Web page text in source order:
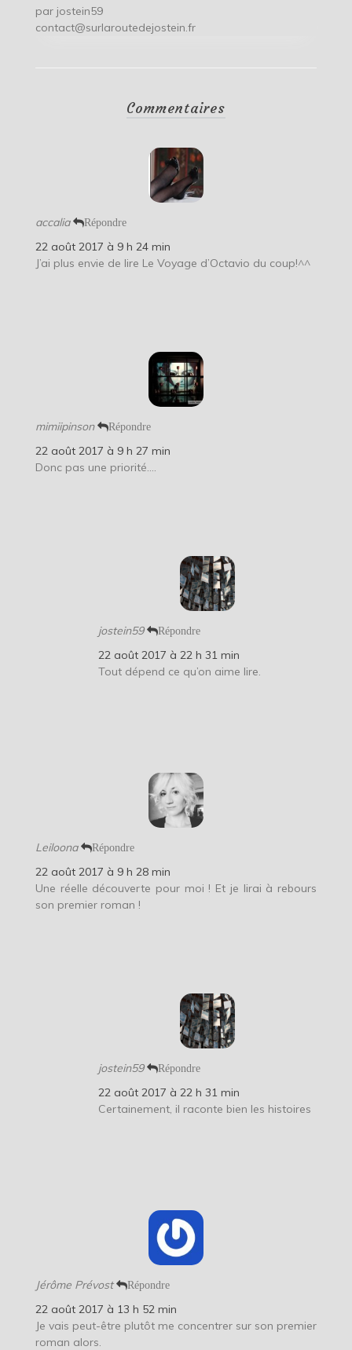
par jostein59
contact@surlaroutedejostein.fr
Commentaires
accalia Répondre
22 août 2017 à 9 h 24 min
J’ai plus envie de lire Le Voyage d’Octavio du coup!^^
mimiipinson Répondre
22 août 2017 à 9 h 27 min
Donc pas une priorité….
jostein59 Répondre
22 août 2017 à 22 h 31 min
Tout dépend ce qu’on aime lire.
Leiloona Répondre
22 août 2017 à 9 h 28 min
Une réelle découverte pour moi ! Et je lirai à rebours
son premier roman !
jostein59 Répondre
22 août 2017 à 22 h 31 min
Certainement, il raconte bien les histoires
Jérôme Prévost Répondre
22 août 2017 à 13 h 52 min
Je vais peut-être plutôt me concentrer sur son premier
roman alors.